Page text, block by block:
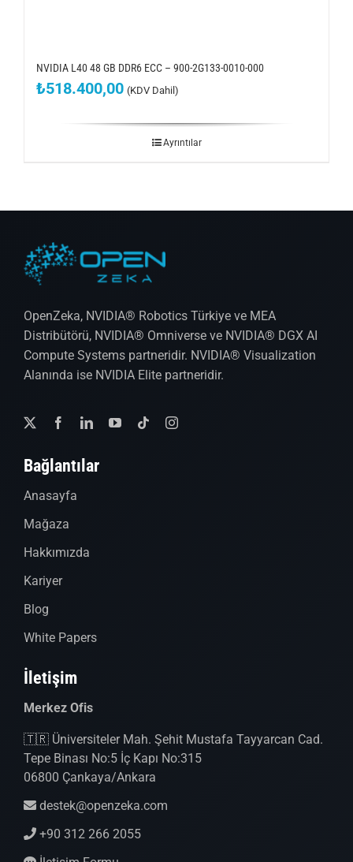
NVIDIA L40 48 GB DDR6 ECC – 900-2G133-0010-000
₺518.400,00 (KDV Dahil)
Ayrıntılar
OpenZeka, NVIDIA® Robotics Türkiye ve MEA
Distribütörü, NVIDIA® Omniverse ve NVIDIA® DGX AI
Compute Systems partneridir. NVIDIA® Visualization
Alanında ise NVIDIA Elite partneridir.
Bağlantılar
Anasayfa
Mağaza
Hakkımızda
Kariyer
Blog
White Papers
İletişim
Merkez Ofis
🇹🇷 Üniversiteler Mah. Şehit Mustafa Tayyarcan Cad.
Tepe Binası No:5 İç Kapı No:315
06800 Çankaya/Ankara
destek@openzeka.com
+90 312 266 2055